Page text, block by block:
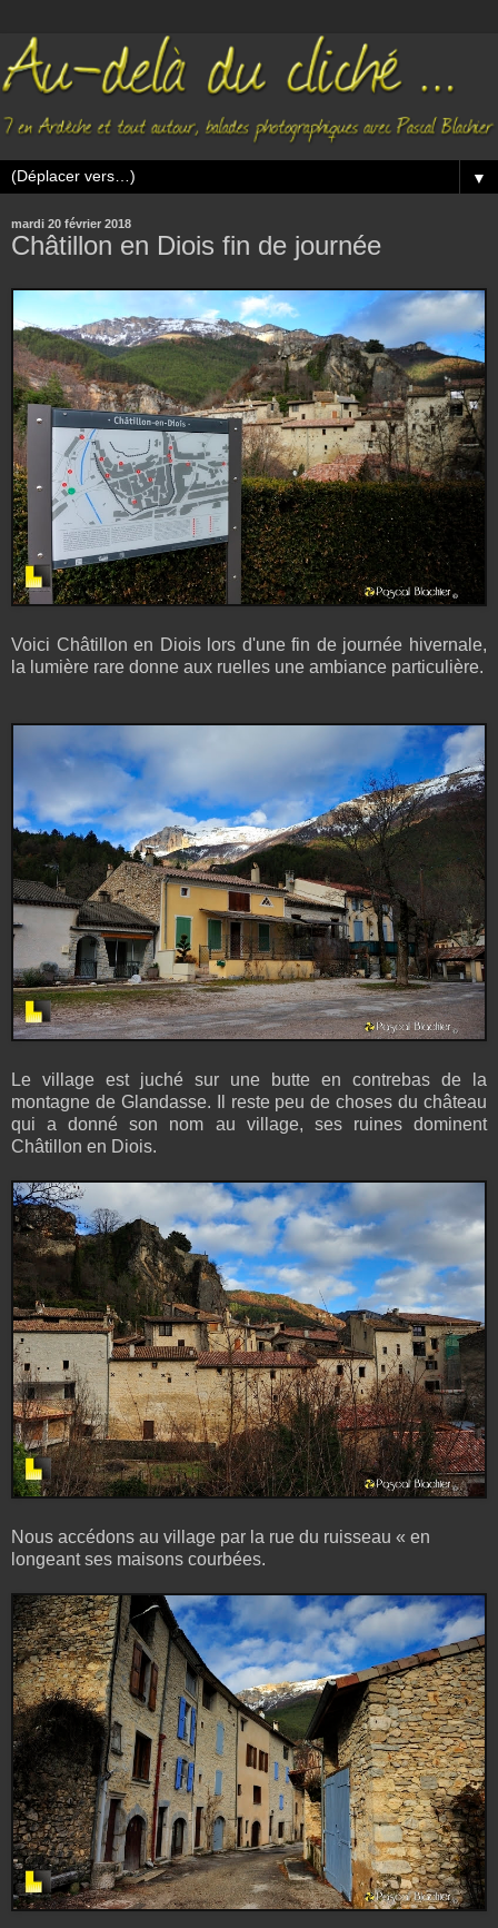
▼
mardi 20 février 2018
Châtillon en Diois fin de journée
Voici Châtillon en Diois lors d'une fin de journée hivernale,
la lumière rare donne aux ruelles une ambiance particulière.
Le village est juché sur une butte en contrebas de la
montagne de Glandasse. Il reste peu de choses du château
qui a donné son nom au village, ses ruines dominent
Châtillon en Diois.
Nous accédons au village par la rue du ruisseau « en
longeant ses maisons courbées.